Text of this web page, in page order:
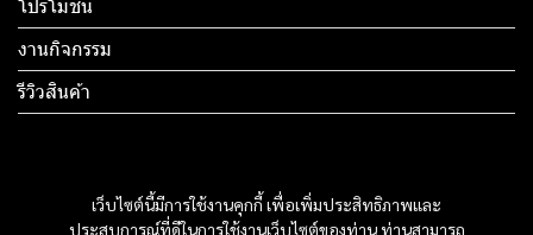
เว็บไซต์นี้มีการใช้งานคุกกี้ เพื่อเพิ่มประสิทธิภาพและ
ประสบการณ์ที่ดีในการใช้งานเว็บไซต์ของท่าน ท่านสามารถ
โปรโมชั่น
งานกิจกรรม
รีวิวสินค้า
ทดสอบ 4